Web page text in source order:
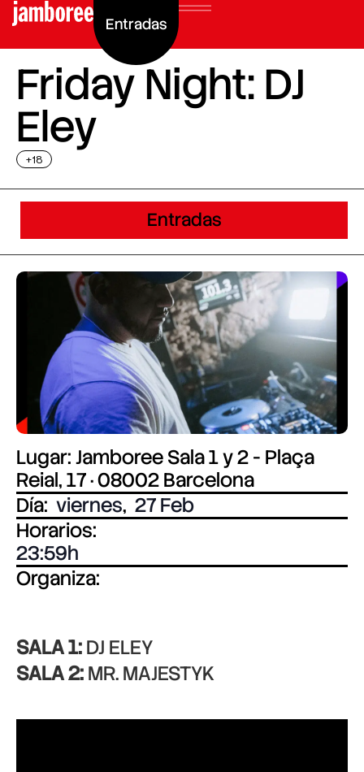
Entradas
Friday Night: DJ
Eley
+18
Entradas
Lugar: Jamboree Sala 1 y 2 - Plaça
Reial, 17 · 08002 Barcelona
Día: viernes, 27 Feb
Horarios:
23:59
Organiza:
SALA 1:DJ ELEY
SALA 2:MR. MAJESTYK